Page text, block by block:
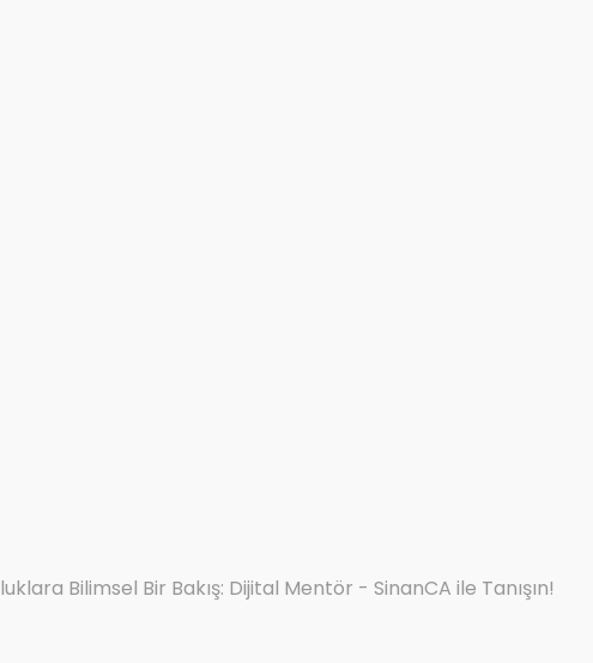
Bilimsel Bir Bakış: Dijital Mentör - SinanCA ile Tanışın!